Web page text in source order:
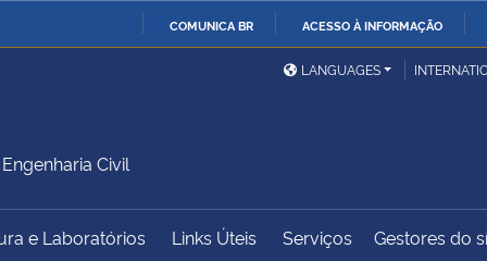
COMUNICA BR ACESSO À INFORMAÇÃO
Ministério da Defesa
Ministério das Relações
Exteriores
Ministério do
Controladoria-Geral da
LANGUAGES
Civil
e Laboratórios Links Úteis Serviços Gestores do